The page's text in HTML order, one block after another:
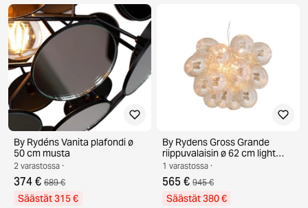
By Rydéns Vanita plafondi ø
50 cm musta
2 varastossa ·
374 € 689 €
Säästät 315 €
By Rydens Gross Grande
riippuvalaisin ø 62 cm light
amber
1 varastossa ·
565 € 945 €
Säästät 380 €